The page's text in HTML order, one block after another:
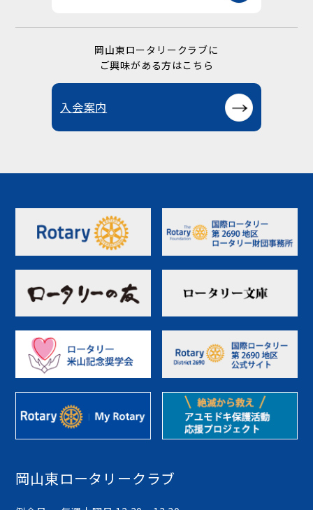
岡山東ロータリークラブに
ご興味がある方はこちら
入会案内
岡山東ロータリークラブ